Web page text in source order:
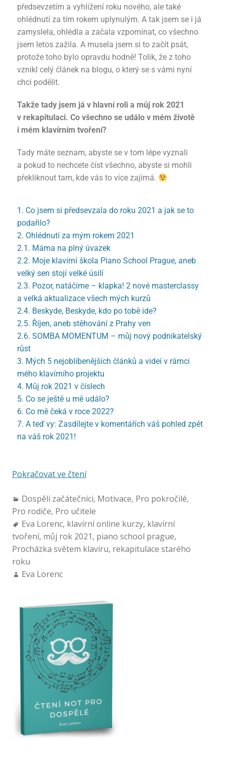
předsevzetím a vyhlížení roku nového, ale také
ohlédnutí za tím rokem uplynulým. A tak jsem se i já
zamyslela, ohlédla a začala vzpomínat, co všechno
jsem letos zažila. A musela jsem si to začít psát,
protože toho bylo opravdu hodně! Tolik, že z toho
vznikl celý článek na blogu, o který se s vámi nyní
chci podělit.
Takže tady jsem já v hlavní roli a můj rok 2021
v rekapitulaci. Co všechno se událo v mém životě
i mém klavírním tvoření?
Tady máte seznam, abyste se v tom lépe vyznali
a pokud to nechcete číst všechno, abyste si mohli
překliknout tam, kde vás to více zajímá.
1. Co jsem si předsevzala do roku 2021 a jak se to
podařilo?
2. Ohlédnutí za mým rokem 2021
2.1. Máma na plný úvazek
2.2. Moje klavírní škola Piano School Prague, aneb
velký sen stojí velké úsilí
2.3. Pozor, natáčíme – klapka! 2 nové masterclassy
a velká aktualizace všech mých kurzů
2.4. Beskyde, Beskyde, kdo po tobě ide?
2.5. Říjen, aneb stěhování z Prahy ven
2.6. SOMBA MOMENTUM – můj nový podnikatelský
růst
3. Mých 5 nejoblíbenějších článků a videí v rámci
mého klavírního projektu
4. Můj rok 2021 v číslech
5. Co se ještě u mě událo?
6. Co mě čeká v roce 2022?
7. A teď vy: Zasdílejte v komentářích váš pohled zpět
na váš rok 2021!
Pokračovat ve čtení
Dospělí začátečníci, Motivace, Pro pokročilé,
Pro rodiče, Pro učitele
Eva Lorenc, klavírní online kurzy, klavírní
tvoření, můj rok 2021, piano school prague,
Procházka světem klavíru, rekapitulace starého
roku
Eva Lorenc